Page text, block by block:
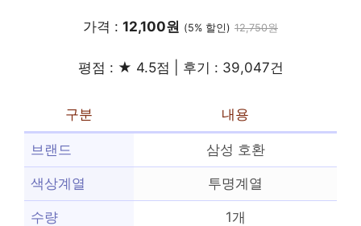
가격 : 12,100원 (5% 할인) 12,750원
평점 : ★ 4.5점 | 후기 : 39,047건
구분 내용
브랜드 삼성 호환
색상계열 투명계열
수량 1개